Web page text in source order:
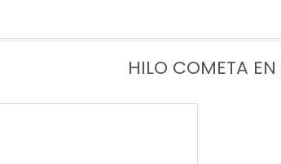
HILO COMETA